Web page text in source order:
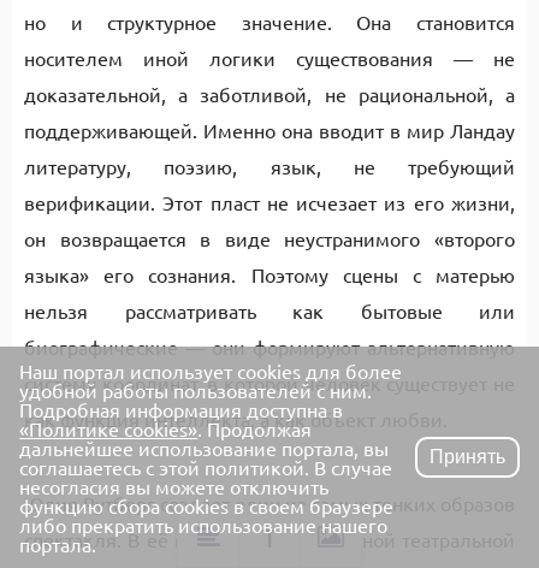
но и структурное значение. Она становится
носителем иной логики существования — не
доказательной, а заботливой, не рациональной, а
поддерживающей. Именно она вводит в мир Ландау
литературу, поэзию, язык, не требующий
верификации. Этот пласт не исчезает из его жизни,
он возвращается в виде неустранимого «второго
языка» его сознания. Поэтому сцены с матерью
нельзя рассматривать как бытовые или
биографические — они формируют альтернативную
систему координат, в которой человек существует не
как функция интеллекта, а как объект любви.
Юлия Рутберг создает один из самых тонких образов
спектакля. В её героине нет привычной театральной
Т
Наш портал использует cookies для более
удобной работы пользователей с ним.
Подробная информация доступна в
«Политике cookies». Продолжая
дальнейшее использование портала, вы
соглашаетесь с этой политикой. В случае
несогласия вы можете отключить
функцию сбора cookies в своем браузере
либо прекратить использование нашего
портала.
Принять